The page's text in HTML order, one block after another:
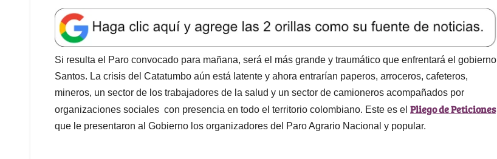
a
t
s
A
p
p
e
b
o
o
k
k
e
d
I
n
l
e
a
d
s
Si resulta el Paro convocado para mañana, será el más grande y traumático que enfrentará el gobierno
Santos. La crisis del Catatumbo aún está latente y ahora entrarían paperos, arroceros, cafeteros,
mineros, un sector de los trabajadores de la salud y un sector de camioneros acompañados por
organizaciones sociales con presencia en todo el territorio colombiano. Este es el Pliego de Peticiones
que le presentaron al Gobierno los organizadores del Paro Agrario Nacional y popular.